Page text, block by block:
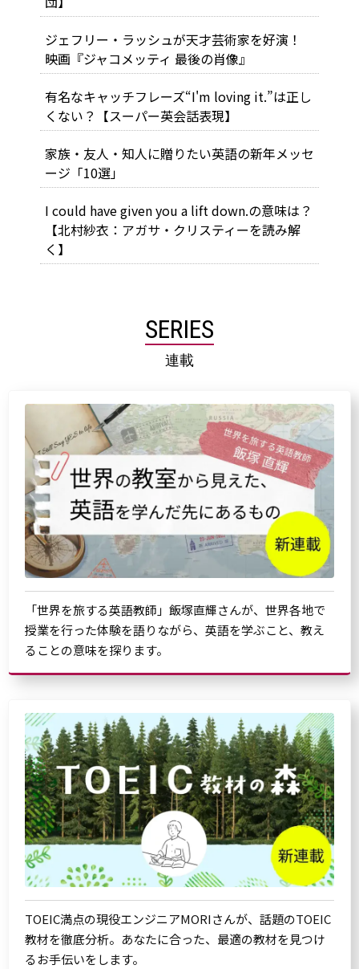
ジェフリー・ラッシュが天才芸術家を好演！
映画『ジャコメッティ 最後の肖像』
有名なキャッチフレーズ“I'm loving it.”は正し
くない？【スーパー英会話表現】
家族・友人・知人に贈りたい英語の新年メッセ
ージ「10選」
I could have given you a lift down.の意味は？
【北村紗衣：アガサ・クリスティーを読み解
く】
SERIES
連載
「世界を旅する英語教師」飯塚直輝さんが、世界各地で
授業を行った体験を語りながら、英語を学ぶこと、教え
ることの意味を探ります。
TOEIC満点の現役エンジニアMORIさんが、話題のTOEIC
教材を徹底分析。あなたに合った、最適の教材を見つけ
るお手伝いをします。